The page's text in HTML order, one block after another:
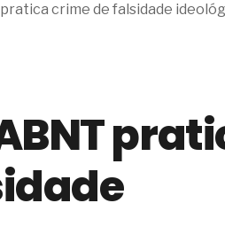
como estratégia
B2B e a venda complexa
dos fios, cabos e
com tipologia de giro para as
apenas reage aos problemas?
a frio in situ com emulsão
crime de falsidade